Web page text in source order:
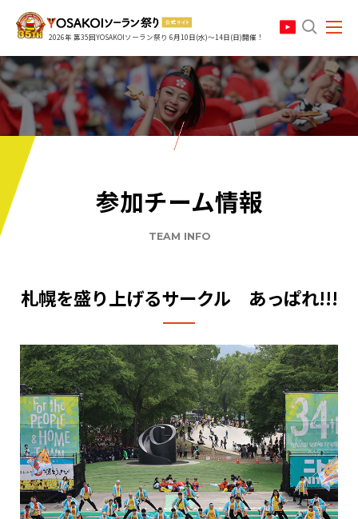
2026年 第35回YOSAKOIソーラン祭り 6月10日(水)～14日(日)開催！
search
参加チーム情報
TEAM INFO
札幌を盛り上げるサークル あっぱれ!!!